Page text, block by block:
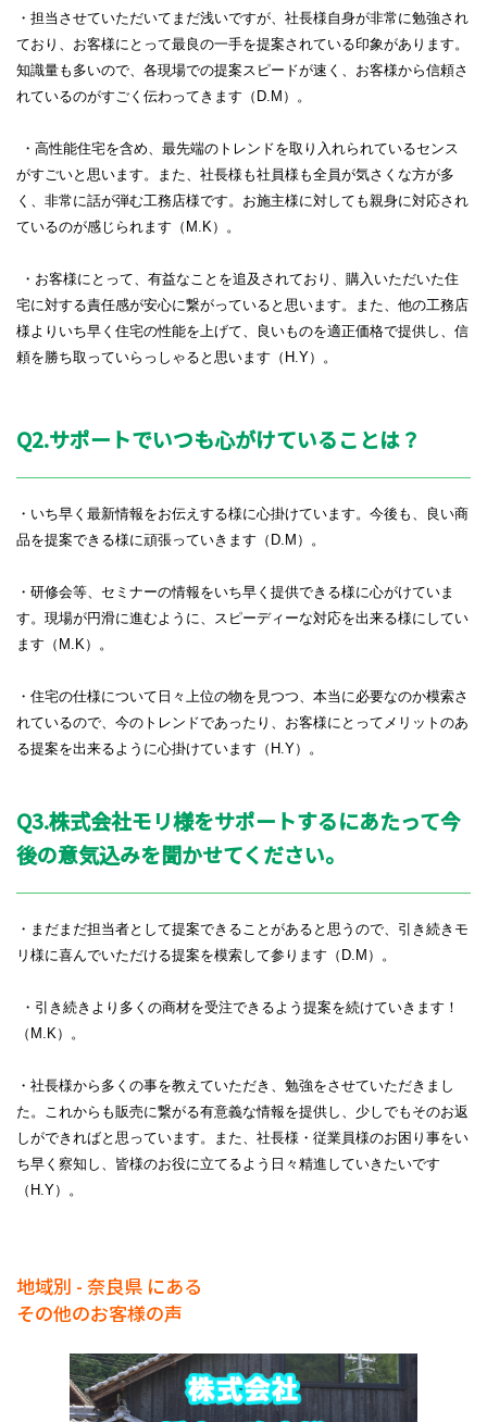
・担当させていただいてまだ浅いですが、社長様自身が非常に勉強され
ており、お客様にとって最良の一手を提案されている印象があります。
知識量も多いので、各現場での提案スピードが速く、お客様から信頼さ
れているのがすごく伝わってきます（ D.M ）。
・高性能住宅を含め、最先端のトレンドを取り入れられているセンス
がすごいと思います。また、社長様も社員様も全員が気さくな方が多
く、非常に話が弾む工務店様です。お施主様に対しても親身に対応され
ているのが感じられます（ M.K ）。
・お客様にとって、有益なことを追及されており、購入いただいた住
宅に対する責任感が安心に繋がっていると思います。また、他の工務店
様よりいち早く住宅の性能を上げて、良いものを適正価格で提供し、信
頼を勝ち取っていらっしゃると思います（ H.Y）。
Q2.サポートでいつも心がけていることは？
・いち早く最新情報をお伝えする様に心掛けています。今後も、良い商
品を提案できる様に頑張っていきます（ D.M ）。
・研修会等、セミナーの情報をいち早く提供できる様に心がけていま
す。現場が円滑に進むように、スピーディーな対応を出来る様にしてい
ます（ M.K ）。
・住宅の仕様について日々上位の物を見つつ、本当に必要なのか模索さ
れているので、今のトレンドであったり、お客様にとってメリットのあ
る提案を出来るように心掛けています（ H.Y）。
Q3.株式会社モリ様をサポートするにあたって今
後の意気込みを聞かせてください。
・まだまだ担当者として提案できることがあると思うので、引き続きモ
リ様に喜んでいただける提案を模索して参ります（ D.M ）。
・引き続きより多くの商材を受注できるよう提案を続けていきます！
（ M.K ）。
・社長様から多くの事を教えていただき、勉強をさせていただきまし
た。これからも販売に繋がる有意義な情報を提供し、少しでもそのお返
しができればと思っています。また、社長様・従業員様のお困り事をい
ち早く察知し、皆様のお役に立てるよう日々精進していきたいです
（ H.Y）。
地域別 - 奈良県 にある
その他のお客様の声